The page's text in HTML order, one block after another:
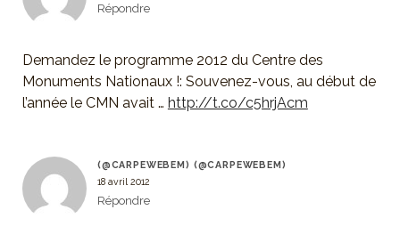
Répondre
Demandez le programme 2012 du Centre des
Monuments Nationaux !: Souvenez-vous, au début de
l’année le CMN avait … http://t.co/c5hrjAcm
(@CARPEWEBEM) (@CARPEWEBEM)
18 avril 2012
Répondre